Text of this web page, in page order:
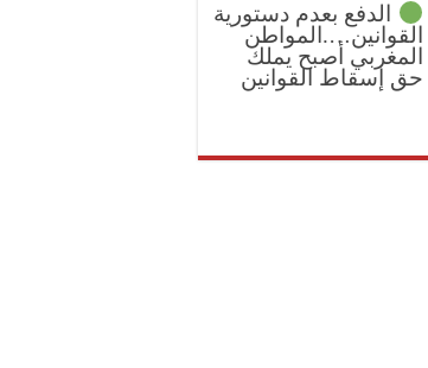
الدفع بعدم دستورية
القوانين….المواطن
المغربي أصبح يملك
حق إسقاط القوانين